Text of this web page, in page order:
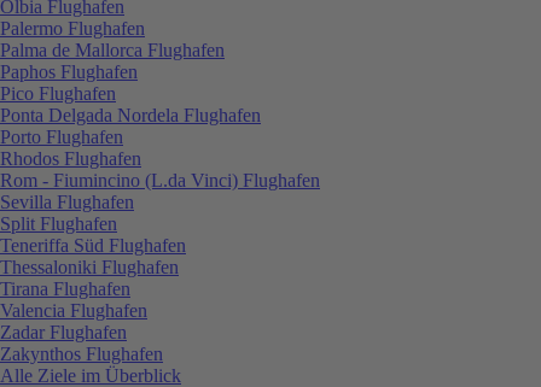
Olbia Flughafen
Palermo Flughafen
Palma de Mallorca Flughafen
Paphos Flughafen
Pico Flughafen
Ponta Delgada Nordela Flughafen
Porto Flughafen
Rhodos Flughafen
Rom - Fiumincino (L.da Vinci) Flughafen
Sevilla Flughafen
Split Flughafen
Teneriffa Süd Flughafen
Thessaloniki Flughafen
Tirana Flughafen
Valencia Flughafen
Zadar Flughafen
Zakynthos Flughafen
Alle Ziele im Überblick